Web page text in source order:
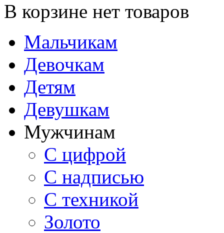
В корзине нет товаров
Мальчикам
Девочкам
Детям
Девушкам
Мужчинам
С цифрой
С надписью
С техникой
Золото